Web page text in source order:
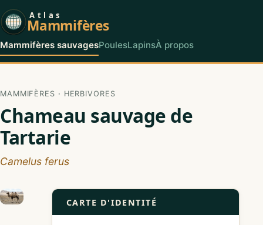
Atlas
Mammifères
Mammifères sauvagesPoulesLapinsÀ propos
MAMMIFÈRES · HERBIVORES
Chameau sauvage de
Tartarie
Camelus ferus
CARTE D'IDENTITÉ